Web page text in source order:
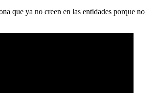
que ya no creen en las entidades porque no